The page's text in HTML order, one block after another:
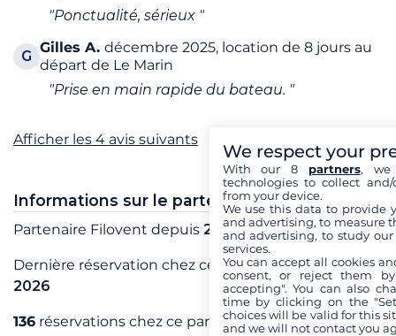
"Ponctualité, sérieux "
G
Gilles A. décembre 2025, location de 8 jours au
départ de Le Marin
"Prise en main rapide du bateau. "
Afficher les 4 avis suivants
Informations sur le partenaire
Partenaire Filovent depuis 2003
Dernière réservation chez ce partenaire enjuin
2026
136 réservations chez ce partenaire
We respect your
With our 8 partners, we
technologies to collect
from your device.
We use this data to provide
and advertising, to measure
and advertising, to study
services.
You can accept all cookies
consent, or reject them
accepting". You can also
time by clicking on the
choices will be valid for this
and we will not contact you